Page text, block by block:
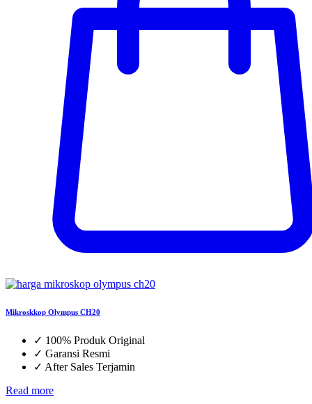
Mikroskkop Olympus CH20
✓ 100% Produk Original
✓ Garansi Resmi
✓ After Sales Terjamin
Read more